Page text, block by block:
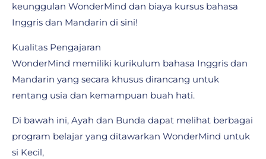
keunggulan WonderMind dan biaya kursus bahasa
Inggris dan Mandarin di sini!
Kualitas Pengajaran
WonderMind memiliki kurikulum bahasa Inggris dan
Mandarin yang secara khusus dirancang untuk
rentang usia dan kemampuan buah hati.
Di bawah ini, Ayah dan Bunda dapat melihat berbagai
program belajar yang ditawarkan WonderMind untuk
si Kecil,